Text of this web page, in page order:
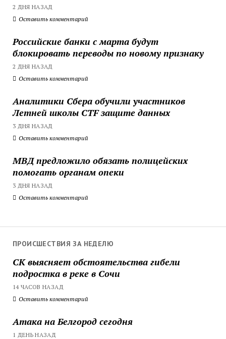
2 ДНЯ НАЗАД
Оставить комментарий
Российские банки с марта будут
блокировать переводы по новому признаку
2 ДНЯ НАЗАД
Оставить комментарий
Аналитики Сбера обучили участников
Летней школы CTF защите данных
3 ДНЯ НАЗАД
Оставить комментарий
МВД предложило обязать полицейских
помогать органам опеки
3 ДНЯ НАЗАД
Оставить комментарий
ПРОИСШЕСТВИЯ ЗА НЕДЕЛЮ
СК выясняет обстоятельства гибели
подростка в реке в Сочи
14 ЧАСОВ НАЗАД
Оставить комментарий
Атака на Белгород сегодня
1 ДЕНЬ НАЗАД